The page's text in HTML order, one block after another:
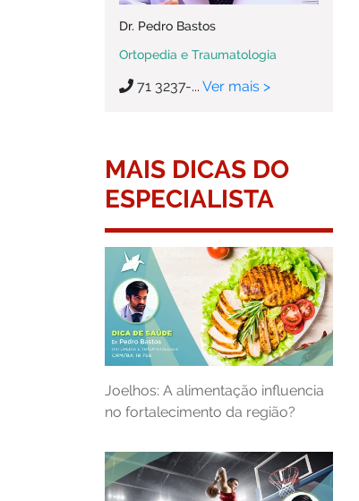
Dr. Pedro Bastos
Ortopedia e Traumatologia
71 3237-... Ver mais >
MAIS DICAS DO
ESPECIALISTA
Joelhos: A alimentação influencia
no fortalecimento da região?